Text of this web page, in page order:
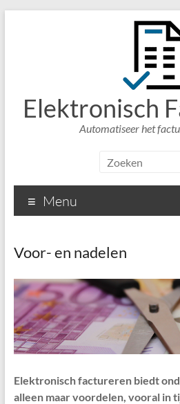
Elektronisch
Automatiseer het
Menu
Voor- en nadelen
Elektronisch factureren biedt
alleen maar voordelen, vooral in